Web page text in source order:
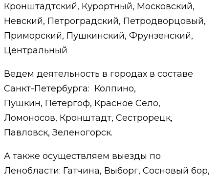
Кронштадтский, Курортный, Московский,
Невский, Петроградский, Петродворцовый,
Приморский, Пушкинский, Фрунзенский,
Центральный
Ведем деятельность в городах в составе
Санкт-Петербурга: Колпино,
Пушкин, Петергоф, Красное Село,
Ломоносов, Кронштадт, Сестрорецк,
Павловск, Зеленогорск.
А также осуществляем выезды по
Ленобласти: Гатчина, Выборг, Сосновый бор,